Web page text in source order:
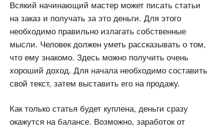
Всякий начинающий мастер может писать статьи
на заказ и получать за это деньги. Для этого
необходимо правильно излагать собственные
мысли. Человек должен уметь рассказывать о том,
что ему знакомо. Здесь можно получить очень
хороший доход. Для начала необходимо составить
свой текст, затем выставить его на продажу.
Как только статья будет куплена, деньги сразу
окажутся на балансе. Возможно, заработок от